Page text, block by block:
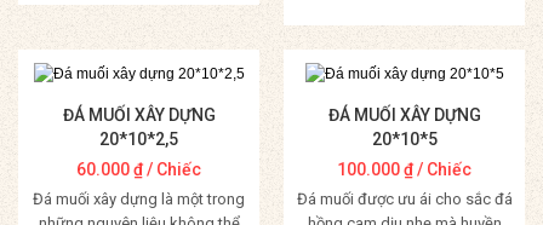
Mua Hàng
Mua Hàng
ĐÁ MUỐI XÂY DỰNG
20*10*2,5
60.000₫/ Chiếc
Đá muối xây dựng là một trong
ĐÁ MUỐI XÂY DỰNG
20*10*5
100.000₫/ Chiếc
Đá muối được ưu ái cho sắc đá